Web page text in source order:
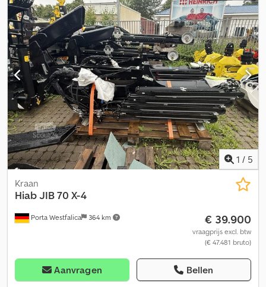
uitschuifbaar. Lastdiagram: 2m-5800kg, 4,4m-2800kg, 6,3m-1940kg,
8,3m-1440kg, 9,9m-1030kg! Accessoiregegevens zonder garantie,
wijzigingen, tussentijdse verkoop en vergissingen voorbehouden!
Cedpfx Ajzd Tkhsa Tjha
1 / 5
Porta Westfalica 364 km
Kraan
HiabJIB 70 X-4
€ 39.900
vraagprijs excl. btw
(€ 47.481 bruto)
Aanvragen Bellen